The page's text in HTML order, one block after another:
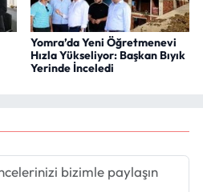
Yomra’da Yeni Öğretmenevi
Hızla Yükseliyor: Başkan Bıyık
Yerinde İnceledi